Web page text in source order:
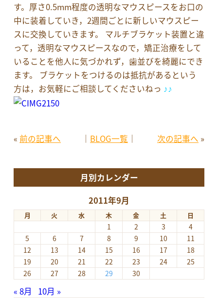
す。厚さ0.5mm程度の透明なマウスピースをお口の
中に装着していき，2週間ごとに新しいマウスピー
スに交換していきます。 マルチブラケット装置と違
って，透明なマウスピースなので，矯正治療をして
いることを他人に気づかれず，歯並びを綺麗にでき
ます。 ブラケットをつけるのは抵抗があるという
方は，お気軽にご相談 してくださいねっ ♪♪
« 前の記事へ │ BLOG一覧 │ 次の記事へ »
月別カレンダー
2011年9月
月 火 水 木 金 土 日
1 2 3
4
5
6 7 8 9 10
11
12
13 14 15 16 17
18
19
20 21 22 23 24
25
26
27 28 29 30
« 8月
10月 »